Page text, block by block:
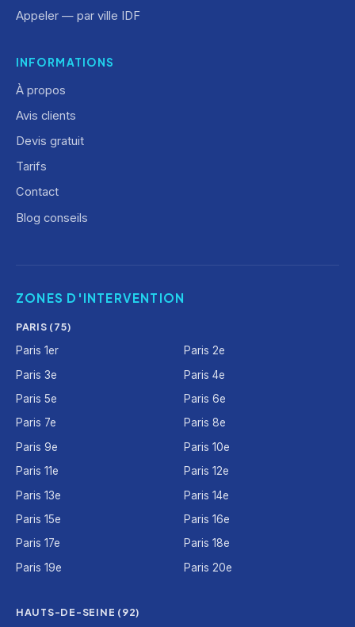
Appeler — par ville IDF
INFORMATIONS
À propos
Avis clients
Devis gratuit
Tarifs
Contact
Blog conseils
ZONES D'INTERVENTION
PARIS (75)
Paris 1er
Paris 2e
Paris 3e
Paris 4e
Paris 5e
Paris 6e
Paris 7e
Paris 8e
Paris 9e
Paris 10e
Paris 11e
Paris 12e
Paris 13e
Paris 14e
Paris 15e
Paris 16e
Paris 17e
Paris 18e
Paris 19e
Paris 20e
HAUTS-DE-SEINE (92)